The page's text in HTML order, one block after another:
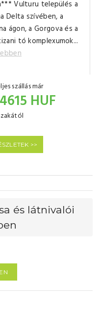
Vulturu település a
Delta szívében, a
ágon, a Gorgova és a
tó komplexumok...
szállás már
HUF
>>
és látnivalói